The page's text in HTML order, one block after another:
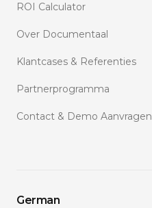
ROI Calculator
Over Documentaal
Klantcases & Referenties
Partnerprogramma
Contact & Demo Aanvragen
German